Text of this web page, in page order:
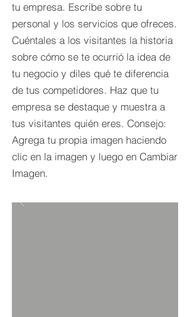
tu empresa. Escribe sobre tu
personal y los servicios que ofreces.
Cuéntales a los visitantes la historia
sobre cómo se te ocurrió la idea de
tu negocio y diles qué te diferencia
de tus competidores. Haz que tu
empresa se destaque y muestra a
tus visitantes quién eres. Consejo:
Agrega tu propia imagen haciendo
clic en la imagen y luego en Cambiar
Imagen.